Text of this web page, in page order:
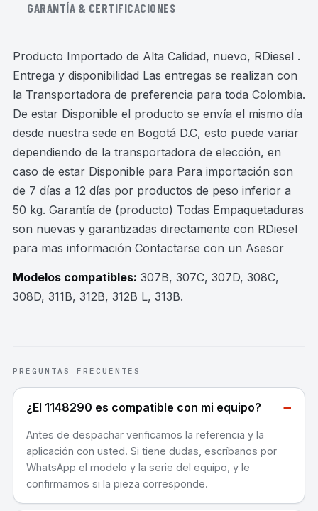
GARANTÍA & CERTIFICACIONES
Producto Importado de Alta Calidad, nuevo, RDiesel .
Entrega y disponibilidad Las entregas se realizan con
la Transportadora de preferencia para toda Colombia.
De estar Disponible el producto se envía el mismo día
desde nuestra sede en Bogotá D.C, esto puede variar
dependiendo de la transportadora de elección, en
caso de estar Disponible para Para importación son
de 7 días a 12 días por productos de peso inferior a
50 kg. Garantía de (producto) Todas Empaquetaduras
son nuevas y garantizadas directamente con RDiesel
para mas información Contactarse con un Asesor
Modelos compatibles: 307B, 307C, 307D, 308C,
308D, 311B, 312B, 312B L, 313B.
PREGUNTAS FRECUENTES
¿El 1148290 es compatible con mi equipo? −
Antes de despachar verificamos la referencia y la
aplicación con usted. Si tiene dudas, escríbanos por
WhatsApp el modelo y la serie del equipo, y le
confirmamos si la pieza corresponde.